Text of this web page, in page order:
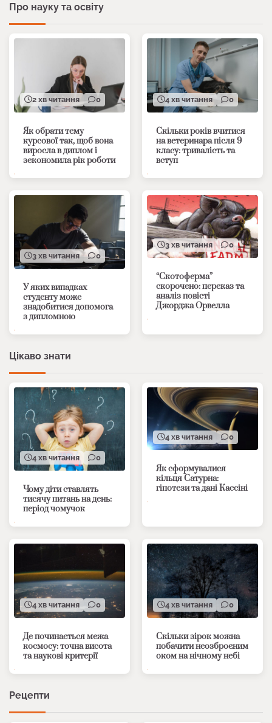
Про науку та освіту
2 хв читання 0
Як обрати тему
курсової так, щоб вона
виросла в диплом і
зекономила рік роботи
4 хв читання 0
Скільки років вчитися
на ветеринара після 9
класу: тривалість та
вступ
3 хв читання 0
У яких випадках
студенту може
знадобитися допомога
з дипломною
3 хв читання 0
“Скотоферма”
скорочено: переказ та
аналіз повісті
Джорджа Орвелла
Цікаво знати
4 хв читання 0
Чому діти ставлять
тисячу питань на день:
період чомучок
4 хв читання 0
Як сформувалися
кільця Сатурна:
гіпотези та дані Кассіні
4 хв читання 0
Де починається межа
космосу: точна висота
та наукові критерії
4 хв читання 0
Скільки зірок можна
побачити неозброєним
оком на нічному небі
Рецепти